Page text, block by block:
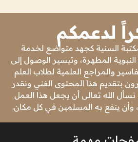
لدعمكم
السنية كجهد متواضع لخدمة
النبوية المطهرة، وتيسير الوصول إلى
والمراجع العلمية لطلاب العلم
بتقديم هذا المحتوى الغني ونقدر
الله تعالى أن يجعل هذا العمل
وأن ينفع به المسلمين في كل مكان.